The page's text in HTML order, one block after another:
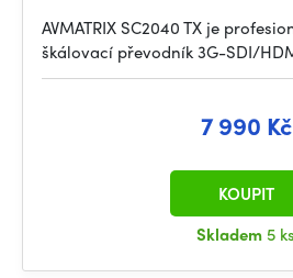
AVMATRIX SC2040 TX je
škálovací převodník 3G-SDI/
7 990 Kč
Skladem 5 ks
KOUPIT